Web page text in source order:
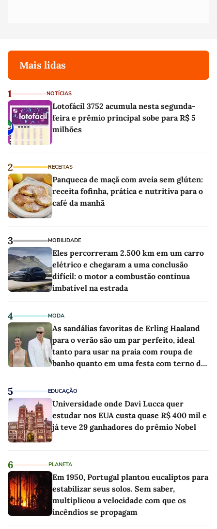
Mais lidas
1 NOTÍCIAS
Lotofácil 3752 acumula nesta segunda-
feira e prêmio principal sobe para R$ 5
milhões
2 RECEITAS
Panqueca de maçã com aveia sem glúten:
receita fofinha, prática e nutritiva para o
café da manhã
3 MOBILIDADE
Eles percorreram 2.500 km em um carro
elétrico e chegaram a uma conclusão
difícil: o motor a combustão continua
imbatível na estrada
4 MODA
As sandálias favoritas de Erling Haaland
para o verão são um par perfeito, ideal
tanto para usar na praia com roupa de
banho quanto em uma festa com terno de
5 EDUCAÇÃO
Universidade onde Davi Lucca quer
estudar nos EUA custa quase R$ 400 mil e
já teve 29 ganhadores do prêmio Nobel
6 PLANETA
Em 1950, Portugal plantou eucaliptos para
estabilizar seus solos. Sem saber,
multiplicou a velocidade com que os
incêndios se propagam